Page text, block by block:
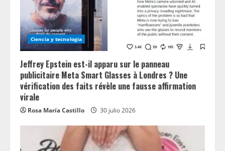
Ciencia y tecnologia
Jeffrey Epstein est-il apparu sur le panneau
publicitaire Meta Smart Glasses à Londres ? Une
vérification des faits révèle une fausse affirmation
virale
Rosa María Castillo 30 julio 2026